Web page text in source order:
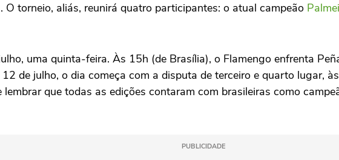
O torneio, aliás, reunirá quatro participantes: o atual campeão
uma quinta-feira. Às 15h (de Brasília), o Flamengo enfrenta
de julho, o dia começa com a disputa de terceiro e quarto lugar,
lembrar que todas as edições contaram com brasileiras como
PUBLICIDADE